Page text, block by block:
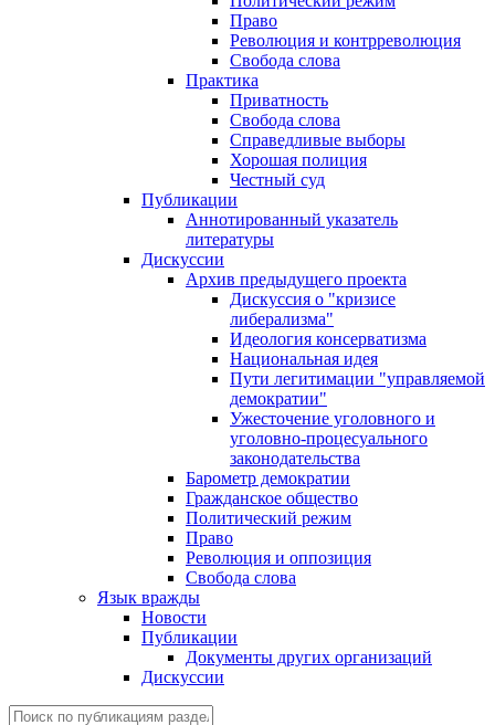
Право
Революция и контрреволюция
Свобода слова
Практика
Приватность
Свобода слова
Справедливые выборы
Хорошая полиция
Честный суд
Публикации
Аннотированный указатель
литературы
Дискуссии
Архив предыдущего проекта
Дискуссия о "кризисе
либерализма"
Идеология консерватизма
Национальная идея
Пути легитимации "управляемой
демократии"
Ужесточение уголовного и
уголовно-процесуального
законодательства
Барометр демократии
Гражданское общество
Политический режим
Право
Революция и оппозиция
Свобода слова
Язык вражды
Новости
Публикации
Документы других организаций
Дискуссии